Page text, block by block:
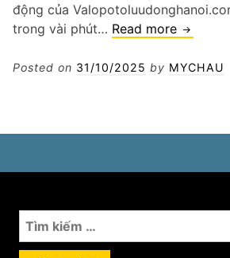
động của
trong vài phút… Read more Vá
tận
40
Posted on 31/10/2025 by MYCHAU
Tìm
kiếm